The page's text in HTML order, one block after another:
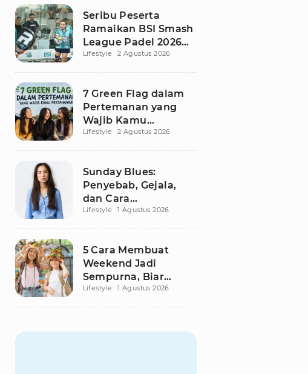
Seribu Peserta
Ramaikan BSI Smash
League Padel 2026
Besutan RANS
Lifestyle 2 Agustus 2026
7 Green Flag dalam
Pertemanan yang
Wajib Kamu
Pertahankan, Bikin
Lifestyle 2 Agustus 2026
Sunday Blues:
Penyebab, Gejala,
dan Cara
Mengatasinya agar
Lifestyle 1 Agustus 2026
5 Cara Membuat
Weekend Jadi
Sempurna, Biar
Pikiran Fresh dan
Lifestyle 1 Agustus 2026